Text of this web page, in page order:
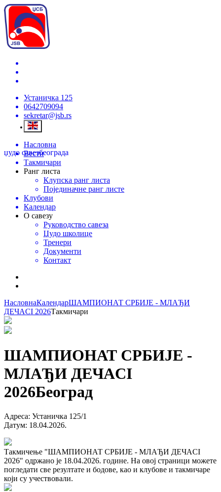
Устаничка 125
0642709094
sekretar@jsb.rs
џудо савезбеограда
Насловна
Вести
Такмичари
Ранг листа
Клупска ранг листа
Појединачне ранг листе
Клубови
Календар
О савезу
Руководство савеза
Џудо школице
Тренери
Документи
Контакт
НасловнаКалендарШАМПИОНАТ СРБИЈЕ - МЛАЂИ
ДЕЧАCI 2026Такмичари
ШАМПИОНАТ СРБИЈЕ -
МЛАЂИ ДЕЧАCI
2026Београд
Адреса: Устаничка 125/1
Датум: 18.04.2026.
Такмичење "ШАМПИОНАТ СРБИЈЕ - МЛАЂИ ДЕЧАCI
2026" одржано је 18.04.2026. године. На овој страници можете
погледати све резултате и бодове, као и клубове и такмичаре
који су учествовали.